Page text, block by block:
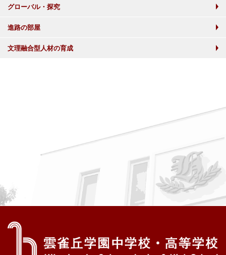
グローバル・探究
進路の部屋
文理融合型人材の育成